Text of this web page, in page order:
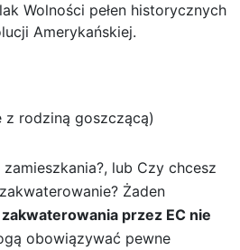
Wolności pełen historycznych
Amerykańskiej.
z rodziną goszczącą)
lub Czy chcesz
Żaden
przez EC nie
obowiązywać pewne